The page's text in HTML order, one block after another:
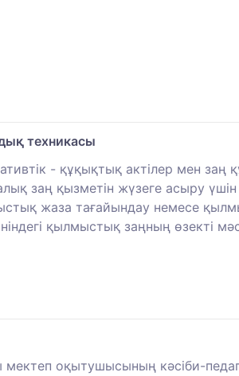
техникасы
- құқықтық актілер мен заң
заң қызметін жүзеге асыру
жаза тағайындау немесе
қылмыстық заңның өзекті
оқытушысының кәсіби-